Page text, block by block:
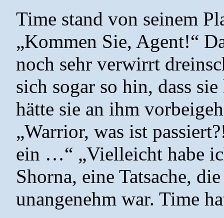
Time stand von seinem
„Kommen Sie, Agent!“
noch sehr verwirrt
sich sogar so hin, dass
hätte sie an ihm
„Warrior, was ist
ein …“ „Vielleicht habe
Shorna, eine Tatsache,
unangenehm war. Time